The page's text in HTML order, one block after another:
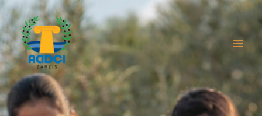
Aller
au
contenu